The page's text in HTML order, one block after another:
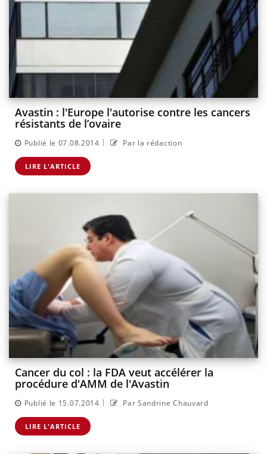
Avastin : l'Europe l'autorise contre les cancers
résistants de l’ovaire
Publié le 07.08.2014 | Par la rédaction
LIRE L'ARTICLE
Cancer du col : la FDA veut accélérer la
procédure d'AMM de l'Avastin
Publié le 15.07.2014 | Par Sandrine Chauvard
LIRE L'ARTICLE